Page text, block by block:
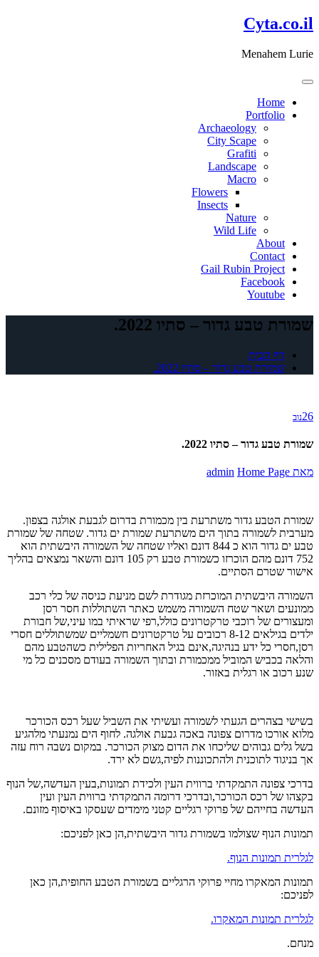
דלג
לתוכן
Cyta.co.il
Menahem Lurie
Home
Portfolio
Archaeology
City Scape
Grafiti
Landscape
Macro
Flowers
Insects
Nature
Wild Life
About
Contact
Gail Rubin Project
Facebook
Youtube
שמורת טבע גדור – סתיו 2022.
דף הבית
שמורת טבע גדור – סתיו 2022.
26נוב
שמורת טבע גדור – סתיו 2022.
מאת admin Home Page
שמורת הטבע גדור משתרעת בין מכמורת בדרום לגבעת אולגה בצפון.
מערבית לשמורה בתוך הים משתרעת שמורת ים גדור. שטחה של שמורת
טבע ים גדור הוא כ 844 דונם ואליו שטחה של השמורה היבשתית הוא
752 דונם מהם הוכרזו כשמורת טבע רק 105 דונם והשאר נמצאים בהליך
אישור שטרם הסתיים.
השמורה היבשתית המוכרזת מגודרת לשם מניעת כניסה של כלי רכב
ממונעים ושאר שטח השמורה משמש כאתר השתוללות חסר רסן
ומעצורים של רוכבי טרקטרונים כולל,רפי שראיתי במו עיני,של חבורת
ילדים בגילאים 8-12 רכובים על טרקטרונים חשמליים שמשתוללים חסרי
רסן,חסרי כל ידע בנהיגה,אינם בגיל האחריות הפלילית כשהטבע מהם
והלאה בכביש המוביל ממכמורת ובתוך השמורה בעודם מסכנים כל מי
שנע רכוב או רגלית באזור.
בשישי בצהרים הגעתי לשמורה ועשיתי את השביל שעל רכס הכורכר
מלוא אורכו מדרום צפונה באכה גבעת אולגה. לחוף הים נמנעתי מלהגיע
בשל גלים גבוהים שליכחו את הדום מצוק הכורכר. במקום נשבה רוח עזה
אך בניגוד לתוכנית ולהתכוננות לפיה,גשם לא ירד.
בדרכי צפונה התמקדתי ברווית העין ולכידת תמונות,בעין העדשה,של הנוף
בקצהו של רכס הכורכר,ובדרכי דרומה התמקדתי ברווית העין ועין
העדשה בחייהם של פרוקי רגליים קטני מימדים שעסקו באיסוף מזונם.
תמונות הנוף שצולמו בשמורת גדור היבשתית,הן כאן לפניכם:
לגלרית תמונות הנוף.
תמונות המאקרו מחיי פרוקי הרגליים בשמורת הטבע החופית,הן כאן
לפניכם:
לגלרית תמונות המאקרו.
מנחם.